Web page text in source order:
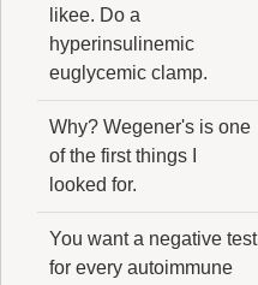
likee. Do a
hyperinsulinemic
euglycemic clamp.
Why? Wegener's is one
of the first things I
looked for.
You want a negative test
for every autoimmune